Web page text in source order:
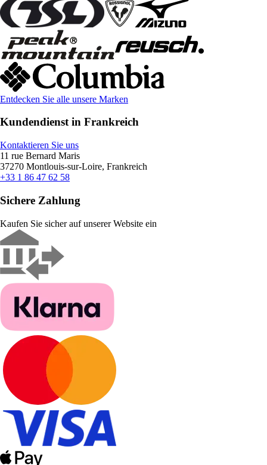
Entdecken Sie alle unsere Marken
Kundendienst in Frankreich
Kontaktieren Sie uns
11 rue Bernard Maris
37270 Montlouis-sur-Loire, Frankreich
+33 1 86 47 62 58
Sichere Zahlung
Kaufen Sie sicher auf unserer Website ein